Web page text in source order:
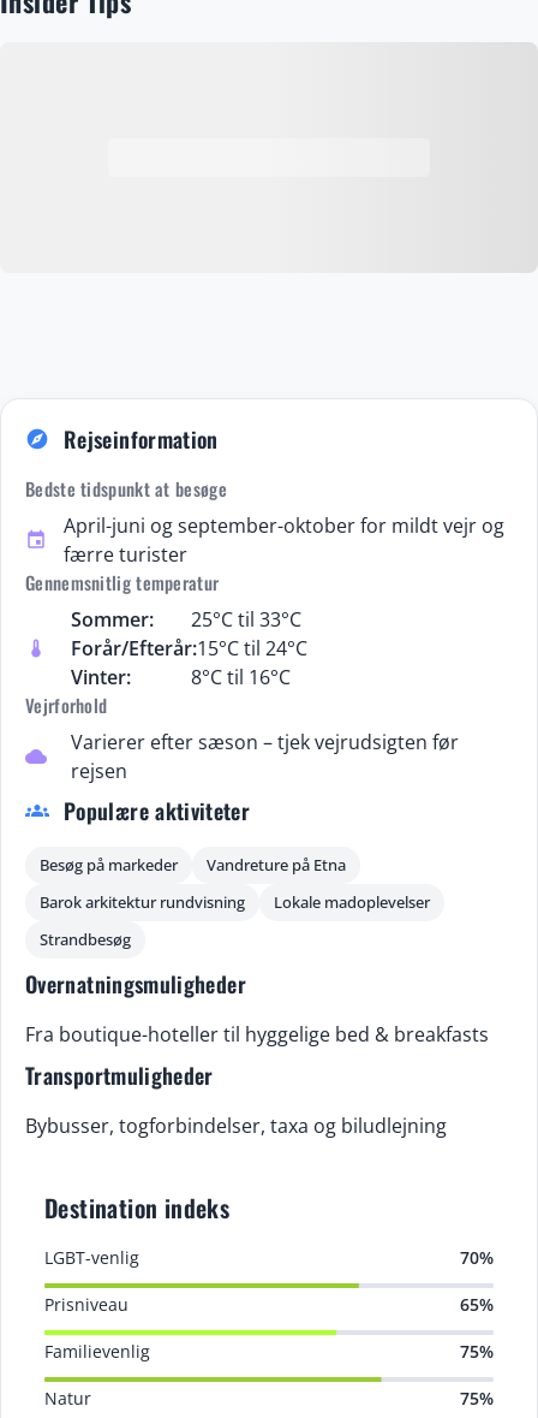
natur og livsglæde er Catania et ideelt rejsemål for både
explore Rejseinformation
Bedste tidspunkt at besøge
event
April-juni og september-oktober for mildt vejr og
færre turister
Gennemsnitlig temperatur
thermostat
Sommer:
25°C til 33°C
Forår/Efterår:15°C til 24°C
Vinter:
8°C til 16°C
Vejrforhold
cloud
Varierer efter sæson – tjek vejrudsigten før
rejsen
groups Populære aktiviteter
Besøg på markeder
Vandreture på Etna
Barok arkitektur rundvisning
Lokale madoplevelser
Strandbesøg
Overnatningsmuligheder
Fra boutique-hoteller til hyggelige bed & breakfasts
Transportmuligheder
Bybusser, togforbindelser, taxa og biludlejning
Destination indeks
LGBT-venlig 70%
Prisniveau 65%
Familievenlig 75%
Natur 75%